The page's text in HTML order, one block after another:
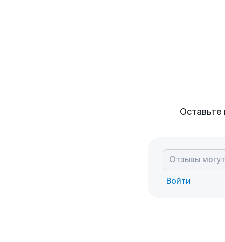
Войти